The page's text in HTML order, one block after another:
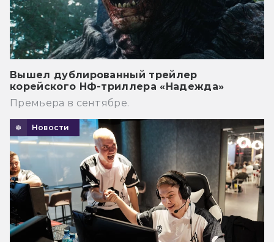
Вышел дублированный трейлер
корейского НФ-триллера «Надежда»
Премьера в сентябре.
Новости